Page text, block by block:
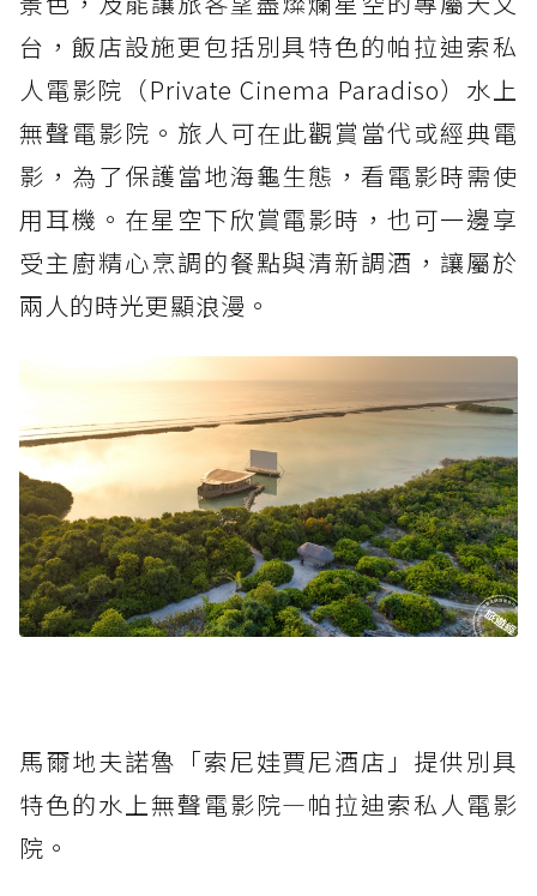
台，飯店設施更包括別具特色的帕拉迪索私
人電影院（Private Cinema Paradiso）水上
無聲電影院。旅人可在此觀賞當代或經典電
影，為了保護當地海龜生態，看電影時需使
用耳機。在星空下欣賞電影時，也可一邊享
受主廚精心烹調的餐點與清新調酒，讓屬於
兩人的時光更顯浪漫。
馬爾地夫諾魯「索尼娃賈尼酒店」提供別具
特色的水上無聲電影院—帕拉迪索私人電影
院。